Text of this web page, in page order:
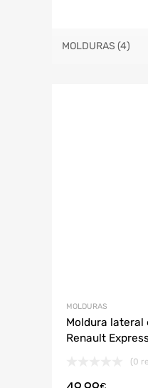
MOLDURAS (4)
MOLDURAS
Moldura lateral
Renault
(0